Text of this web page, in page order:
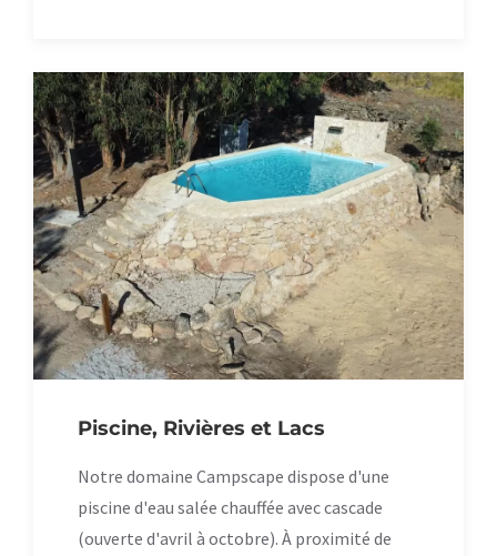
Piscine, Rivières et Lacs
Notre domaine Campscape dispose d'une
piscine d'eau salée chauffée avec cascade
(ouverte d'avril à octobre). À proximité de